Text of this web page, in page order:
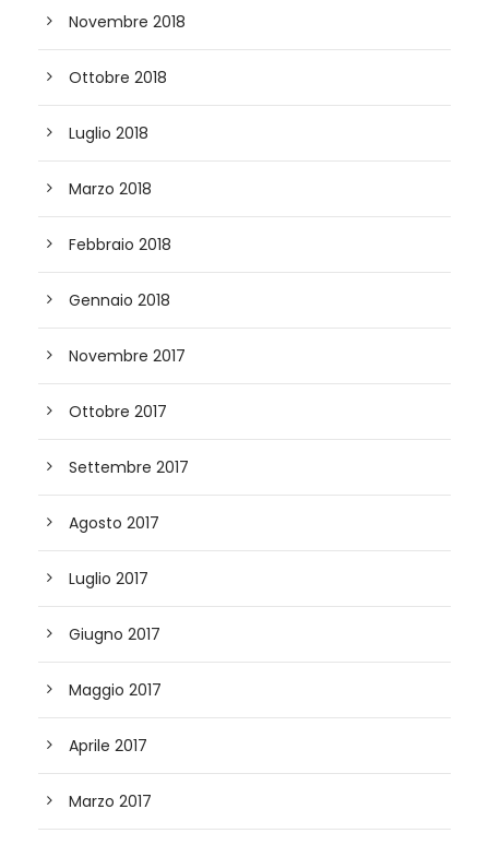
Novembre 2018
Ottobre 2018
Luglio 2018
Marzo 2018
Febbraio 2018
Gennaio 2018
Novembre 2017
Ottobre 2017
Settembre 2017
Agosto 2017
Luglio 2017
Giugno 2017
Maggio 2017
Aprile 2017
Marzo 2017